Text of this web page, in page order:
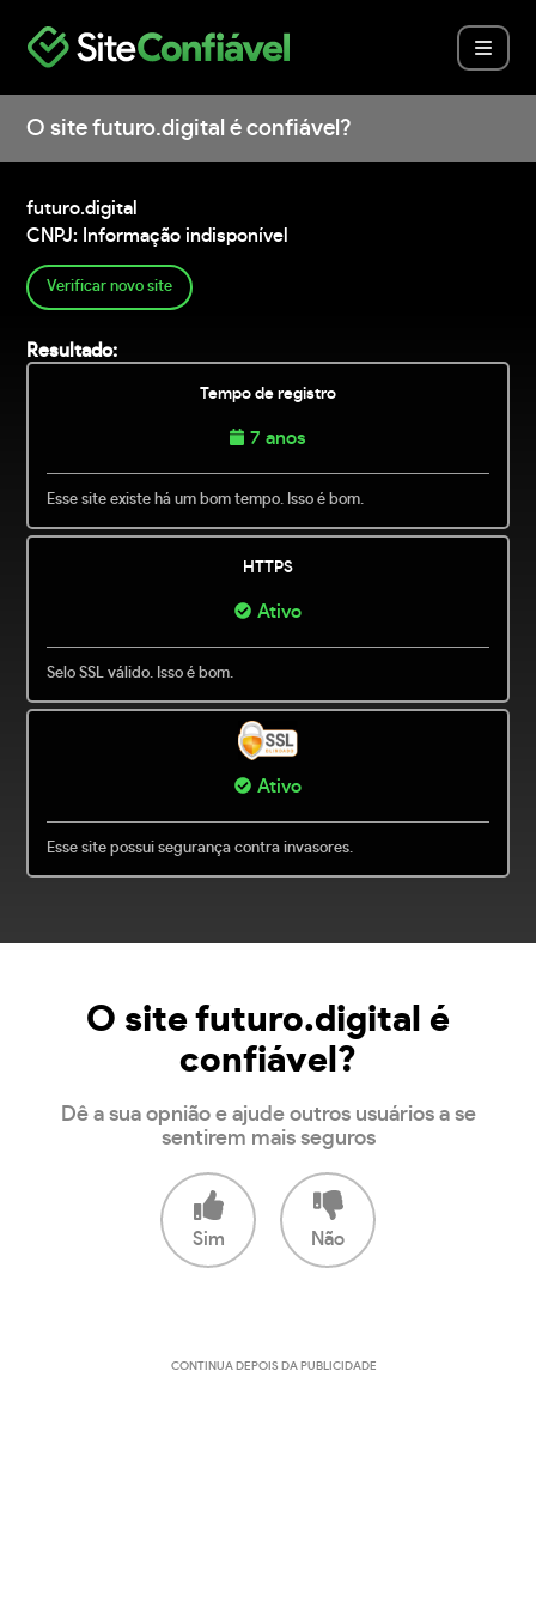
O site futuro.digital é confiável?
futuro.digital
CNPJ: Informação indisponível
Verificar novo site
Resultado:
Tempo de registro
7 anos
Esse site existe há um bom tempo. Isso é bom.
HTTPS
Ativo
Selo SSL válido. Isso é bom.
Ativo
Esse site possui segurança contra invasores.
O site futuro.digital é
confiável?
Dê a sua opnião e ajude outros usuários a se
sentirem mais seguros
Sim Não
CONTINUA DEPOIS DA PUBLICIDADE